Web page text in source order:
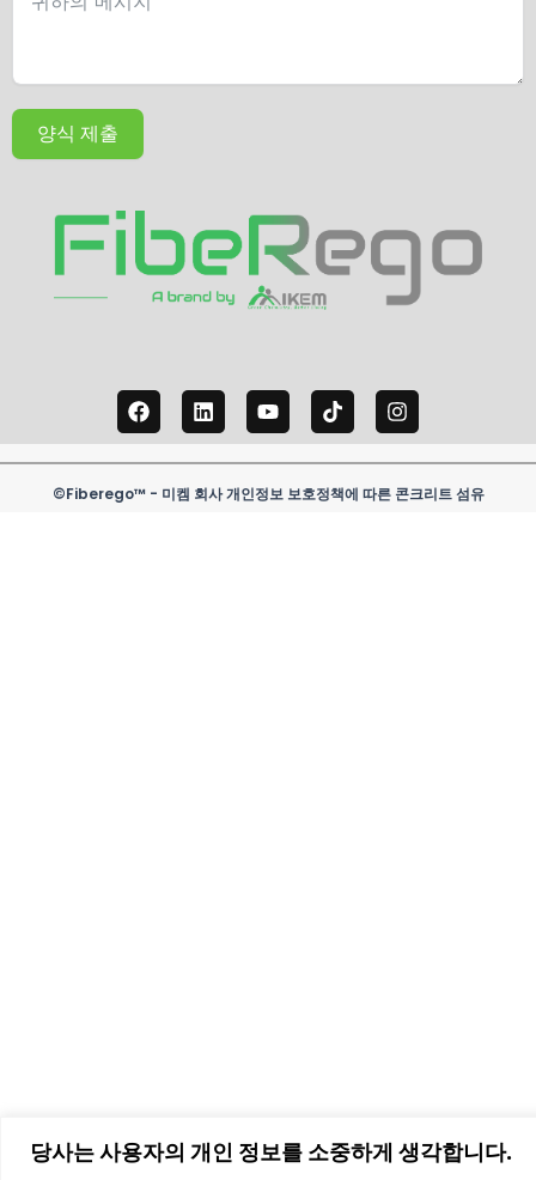
당사는 사용자의 개인 정보를 소중하게 생각합니다.
F
a
c
e
o
링
크
드
인
유
튜
브
틱
톡
인
스
타
그
양식 제출
©Fiberego™ - 미켐 회사 개인정보 보호정책에 따른 콘크리트 섬유